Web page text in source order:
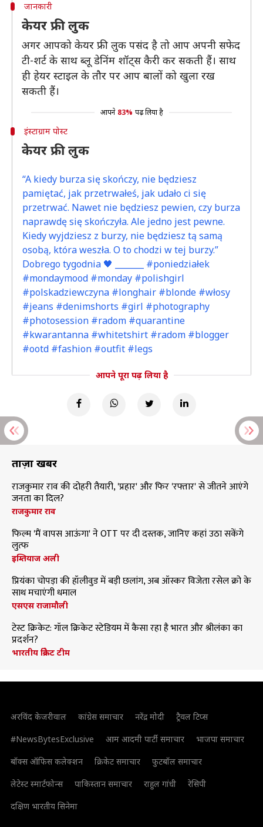
जानकारी
केयर फ्री लुक
अगर आपको केयर फ्री लुक पसंद है तो आप अपनी सफेद
टी-शर्ट के साथ ब्लू डेनिंम शॉट्स कैरी कर सकती हैं। साथ
ही हेयर स्टाइल के तौर पर आप बालों को खुला रख
सकती हैं।
आपने 83% पढ़ लिया है
इंस्टाग्राम पोस्ट
केयर फ्री लुक
“A kiedy burza się skończy, nie będziesz
pamiętać, jak przetrwałeś, jak udało ci się
przetrwać. Nawet nie będziesz pewien, czy burza
naprawdę się skończyła. Ale jedno jest pewne.
Kiedy wyjdziesz z burzy, nie będziesz tą samą
osobą, która weszła. O to chodzi w tej burzy.”
Dobrego tygodnia 🖤 _______ #poniedziałek
#mondaymood #monday #polishgirl
#polskadziewczyna #longhair #blonde #włosy
#jeans #denimshorts #girl #photography
#photosession #radom #quarantine
#kwarantanna #whitetshirt #radom #blogger
#ootd #fashion #outfit #legs
आपने पूरा पढ़ लिया है
ताज़ा खबरें
राजकुमार राव की दोहरी तैयारी, 'प्रहार' और फिर 'रफ्तार' से जीतने आएंगे
जनता का दिल?
राजकुमार राव
फिल्म 'मैं वापस आऊंगा' ने OTT पर दी दस्तक, जानिए कहां उठा सकेंगे
लुत्फ
इम्तियाज अली
प्रियंका चोपड़ा की हॉलीवुड में बड़ी छलांग, अब ऑस्कर विजेता रसेल क्रो के
साथ मचाएंगी धमाल
एसएस राजामौली
टेस्ट क्रिकेट: गॉल क्रिकेट स्टेडियम में कैसा रहा है भारत और श्रीलंका का
प्रदर्शन?
भारतीय क्रिकेट टीम
अरविंद केजरीवाल कांग्रेस समाचार नरेंद्र मोदी
ट्रैवल टिप्स
#NewsBytesExclusive
आम आदमी पार्टी समाचार
भाजपा समाचार
बॉक्स ऑफिस कलेक्शन
क्रिकेट समाचार
फुटबॉल समाचार
लेटेस्ट स्मार्टफोन्स
पाकिस्तान समाचार राहुल गांधी
रेसिपी
दक्षिण भारतीय सिनेमा